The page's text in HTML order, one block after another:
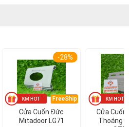
FreeShip
-28%
Cửa Cuốn Đức
Mitadoor LG71
Cửa Cuốn
Thoáng